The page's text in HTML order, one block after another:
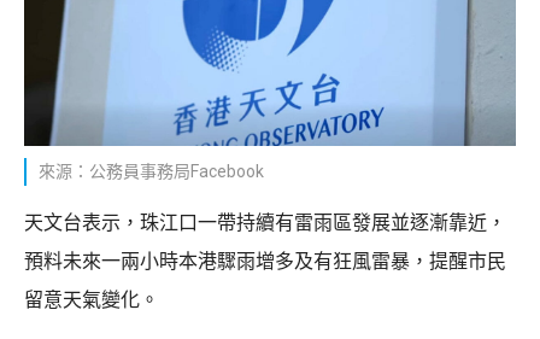
來源：公務員事務局Facebook
天文台表示，珠江口一帶持續有雷雨區發展並逐漸靠近，
預料未來一兩小時本港驟雨增多及有狂風雷暴，提醒市民
留意天氣變化。